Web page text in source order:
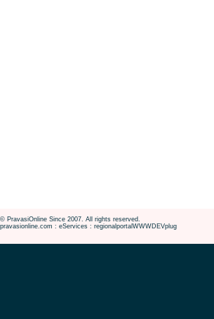
© PravasiOnline Since 2007. All rights reserved.
pravasionline.com : eServices : regionalportalWWWDEVplug